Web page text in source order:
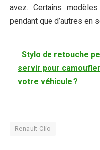
avez. Certains
pendant que d’autres en
Stylo de retouche
servir pour
votre véhicule ?
Renault Clio